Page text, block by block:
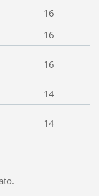
16
16
16
14
14